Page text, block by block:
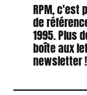
RPM, c'est
de
1995. Plus
boîte aux
newsletter